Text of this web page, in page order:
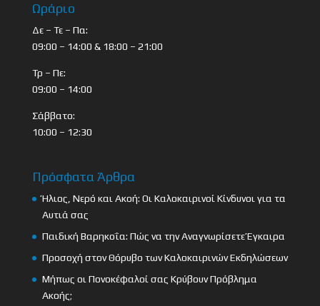
Ωράριο
Δε – Τε – Πα:
09:00 – 14:00 & 18:00 – 21:00
Τρ – Πε:
09:00 – 14:00
Σάββατο:
10:00 – 12:30
Πρόσφατα Άρθρα
Ήλιος, Νερό και Ακοή: Οι Καλοκαιρινοί Κίνδυνοι για τα
Αυτιά σας
Παιδική Βαρηκοΐα: Πώς να την Αναγνωρίσετε Έγκαιρα
Προσοχή στον Θόρυβο των Καλοκαιρινών Εκδηλώσεων
Μήπως οι Πονοκέφαλοί σας Κρύβουν Πρόβλημα
Ακοής;